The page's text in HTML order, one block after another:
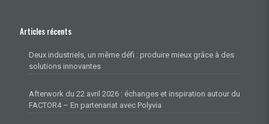
Articles récents
Deux industriels, un même défi : produire mieux grâce à des
solutions innovantes
Afterwork du 22 avril 2026 : échanges et inspiration autour du
FACTOR4 – En partenariat avec Polyvia